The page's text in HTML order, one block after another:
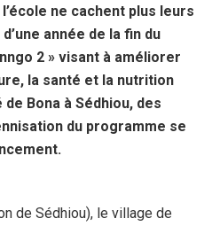
ne cachent plus leurs
année de la fin du
2 » visant à améliorer
la santé et la nutrition
Bona à Sédhiou, des
du programme se
de Sédhiou), le village de